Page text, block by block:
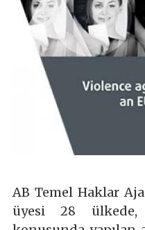
AB Temel Haklar
üyesi 28 ülkede,